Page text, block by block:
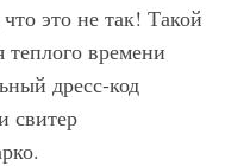
это не так! Такой
теплого времени
дресс-код
свитер